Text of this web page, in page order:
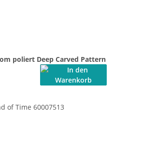
poliert Deep Carved Pattern